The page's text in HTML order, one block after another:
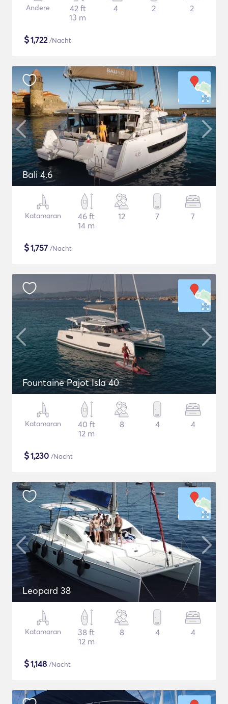
Andere
42 ft
13 m
4 2 2
$1,722/Nacht
Bali 4.6
Katamaran
46 ft
14 m
12 7 7
$1,757 /Nacht
Fountaine Pajot Isla 40
Katamaran
40 ft
12 m
8 4 4
$1,230 /Nacht
Leopard 38
Katamaran
38 ft
12 m
8 4 4
$1,148 /Nacht